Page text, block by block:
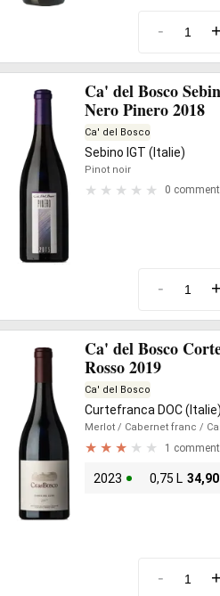
- +
Ca' del Bosco
Nero Pinero 2018
Ca' del Bosco
Sebino IGT (Italie)
Pinot noir
0
- +
Ca' del Bosco
Rosso 2019
Ca' del Bosco
Curtefranca DOC (Italie)
Merlot / Cabernet franc /
1
2023 0,75 L 34,90
- +